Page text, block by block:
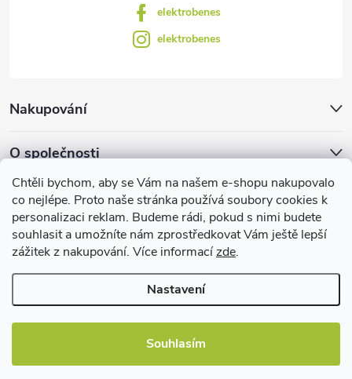
Chtěli bychom, aby se Vám na našem e-shopu nakupovalo
co nejlépe. Proto naše stránka používá soubory cookies k
personalizaci reklam. Budeme rádi, pokud s nimi budete
souhlasit a umožníte nám zprostředkovat Vám ještě lepší
zážitek z nakupování. Více informacízde.
Nastavení
Souhlasím
Nakupování
O společnosti
Facebook
elektrobenes
elektrobenes
Užitečné informace